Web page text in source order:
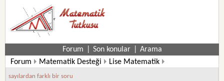
Forum Son konular
Arama
Forum
Matematik Desteği
Lise Matematik
9. Sınıf Matematik Soruları
sayılardan farklı bir soru